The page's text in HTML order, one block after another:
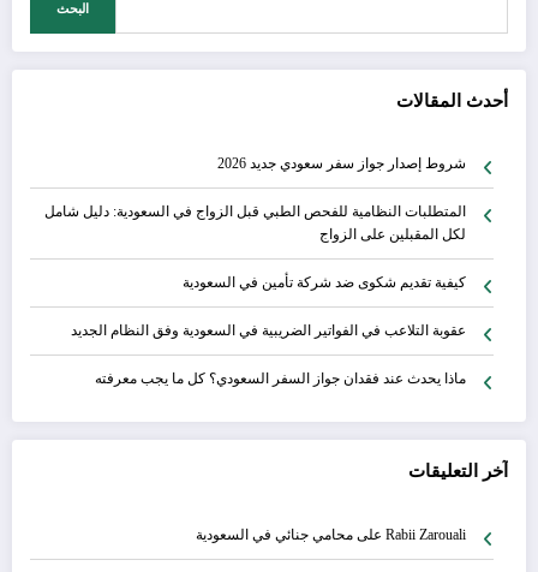
البحث
أحدث المقالات
شروط إصدار جواز سفر سعودي جديد 2026
المتطلبات النظامية للفحص الطبي قبل الزواج في السعودية: دليل شامل
لكل المقبلين على الزواج
كيفية تقديم شكوى ضد شركة تأمين في السعودية
عقوبة التلاعب في الفواتير الضريبية في السعودية وفق النظام الجديد
ماذا يحدث عند فقدان جواز السفر السعودي؟ كل ما يجب معرفته
آخر التعليقات
Rabii Zarouali على محامي جنائي في السعودية